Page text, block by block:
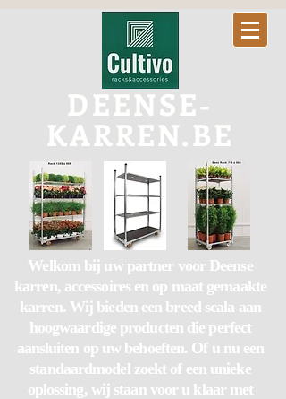
DEENSE-
KARREN.BE
Welkom bij uw partner voor Deense
karren, accessoires en op maat gemaakte
karren. Wij bieden een breed scala aan
hoogwaardige producten die perfect
aansluiten op uw behoeften. Of u nu een
standaardmodel zoekt of een unieke
oplossing, wij staan voor u klaar met